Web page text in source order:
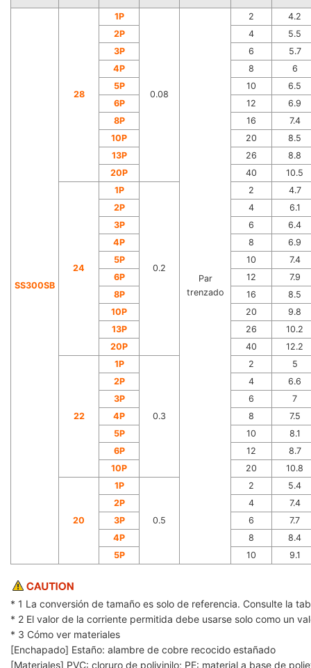
SS300SB
28
1P
0.08
Par
trenzado
2
4.2
2P
4
5.5
3P
6
5.7
4P
8
6
5P
10
6.5
6P
12
6.9
8P
16
7.4
10P
20
8.5
13P
26
8.8
20P
40 10.5
24
1P
0.2
2
4.7
2P
4
6.1
3P
6
6.4
4P
8
6.9
5P
10
7.4
6P
12
7.9
8P
16
8.5
10P
20
9.8
13P
26
10.2
20P
40 12.2
22
1P
0.3
2
5
2P
4
6.6
3P
6
7
4P
8
7.5
5P
10
8.1
6P
12
8.7
10P
20 10.8
20
1P
0.5
2
5.4
2P
4
7.4
3P
6
7.7
4P
8
8.4
5P
10 9.1
* 1 La conversión de tamaño es solo de referencia. Consulte la
* 2 El valor de la corriente permitida debe usarse solo como un
* 3 Cómo ver materiales
[Enchapado] Estaño: alambre de cobre recocido estañado
[Materiales] ‌PVC: cloruro de polivinilo; PE: material a base de